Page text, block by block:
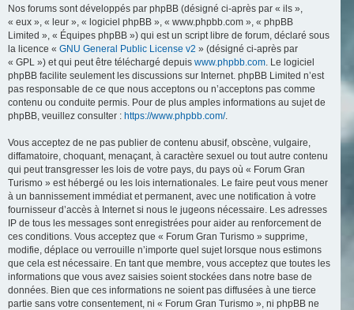
Nos forums sont développés par phpBB (désigné ci-après par « ils »,
« eux », « leur », « logiciel phpBB », « www.phpbb.com », « phpBB
Limited », « Équipes phpBB ») qui est un script libre de forum, déclaré sous
la licence « GNU General Public License v2 » (désigné ci-après par
« GPL ») et qui peut être téléchargé depuis www.phpbb.com. Le logiciel
phpBB facilite seulement les discussions sur Internet. phpBB Limited n’est
pas responsable de ce que nous acceptons ou n’acceptons pas comme
contenu ou conduite permis. Pour de plus amples informations au sujet de
phpBB, veuillez consulter : https://www.phpbb.com/.
Vous acceptez de ne pas publier de contenu abusif, obscène, vulgaire,
diffamatoire, choquant, menaçant, à caractère sexuel ou tout autre contenu
qui peut transgresser les lois de votre pays, du pays où « Forum Gran
Turismo » est hébergé ou les lois internationales. Le faire peut vous mener
à un bannissement immédiat et permanent, avec une notification à votre
fournisseur d’accès à Internet si nous le jugeons nécessaire. Les adresses
IP de tous les messages sont enregistrées pour aider au renforcement de
ces conditions. Vous acceptez que « Forum Gran Turismo » supprime,
modifie, déplace ou verrouille n’importe quel sujet lorsque nous estimons
que cela est nécessaire. En tant que membre, vous acceptez que toutes les
informations que vous avez saisies soient stockées dans notre base de
données. Bien que ces informations ne soient pas diffusées à une tierce
partie sans votre consentement, ni « Forum Gran Turismo », ni phpBB ne